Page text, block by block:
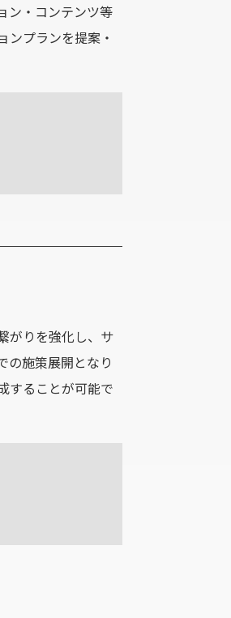
ン・コンテンツ等
ンプランを提案・
がりを強化し、サ
の施策展開となり
することが可能で